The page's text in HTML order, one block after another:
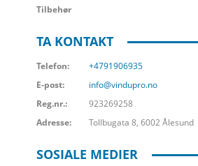
Tilbehør
TA KONTAKT
Telefon:
+4791906935
E-post:
info@vindupro.no
Reg.nr.:
923269258
Adresse:
Tollbugata 8, 6002 Ålesund
SOSIALE MEDIER